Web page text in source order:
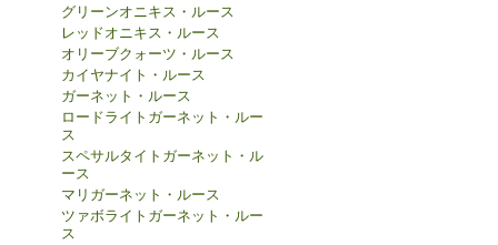
グリーンオニキス・ルース
レッドオニキス・ルース
オリーブクォーツ・ルース
カイヤナイト・ルース
ガーネット・ルース
ロードライトガーネット・ルー
ス
スペサルタイトガーネット・ル
ース
マリガーネット・ルース
ツァボライトガーネット・ルー
ス